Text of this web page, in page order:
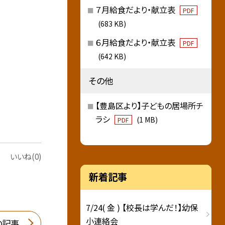
いいね(0)
７月給食だより・献立表 PDF
(683 KB)
６月給食だより・献立表 PDF
(642 KB)
その他
【豊島区より】子どもの居場所チ
ラシ
PDF (1 MB)
新着記事
7/24( 金 ) 【校長は学んだ！】幼保
小連絡会